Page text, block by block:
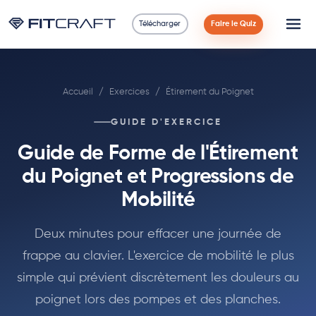
Télécharger Faire le Quiz
90 Jours
Calculatrices
Accueil / Exercices / Étirement du Poignet
GUIDE D'EXERCICE
Guide de Forme de l'Étirement
du Poignet et Progressions de
Mobilité
Deux minutes pour effacer une journée de
frappe au clavier. L'exercice de mobilité le plus
simple qui prévient discrètement les douleurs au
poignet lors des pompes et des planches.